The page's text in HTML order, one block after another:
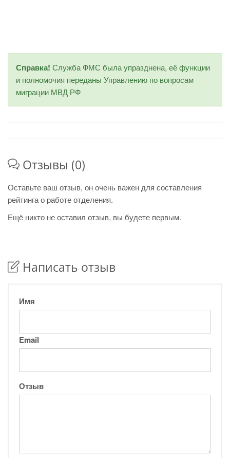
Справка! Служба ФМС была упразднена, её функции
и полномочия переданы Управлению по вопросам
миграции МВД РФ
Отзывы (0)
Оставьте ваш отзыв, он очень важен для составления
рейтинга о работе отделения.
Ещё никто не оставил отзыв, вы будете первым.
Написать отзыв
Имя
Email
Отзыв